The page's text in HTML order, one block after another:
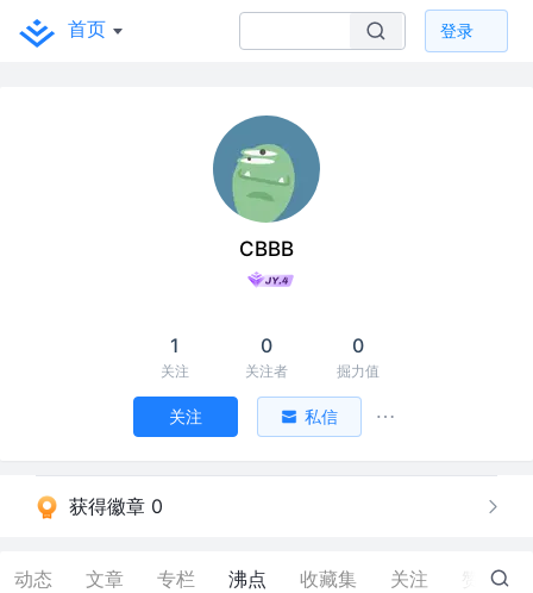
首页 登录
CBBB
1
关注
0
关注者
0
掘力值
关注 私信
获得徽章 0
动态 文章 专栏 沸点 收藏集 关注 5